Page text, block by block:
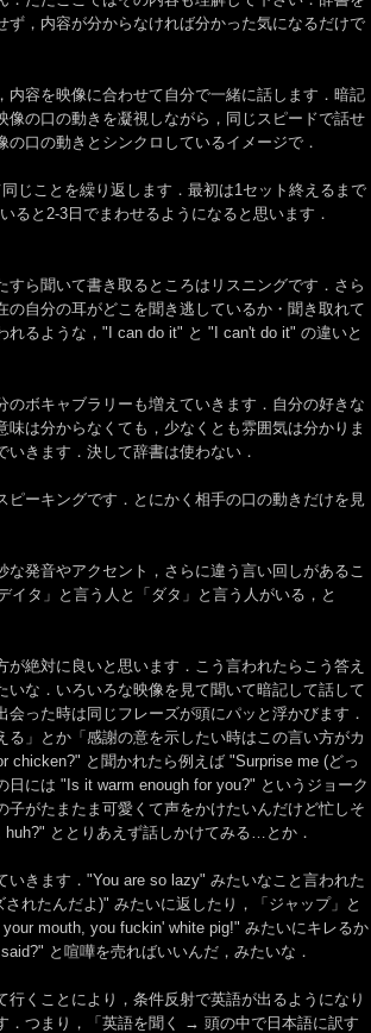
，内容が分からなければ分かった気になるだけで
容を映像に合わせて自分で一緒に話します．暗記
像の口の動きを凝視しながら，同じスピードで話せ
口の動きとシンクロしているイメージで．
じことを繰り返します．最初は1セット終えるまで
ると2-3日でまわせるようになると思います．
ら聞いて書き取るところはリスニングです．さら
自分の耳がどこを聞き逃しているか・聞き取れて
れるような，"I can do it" と "I can't do it" の違いと
のボキャブラリーも増えていきます．自分の好きな
味は分からなくても，少なくとも雰囲気は分かりま
きます．決して辞書は使わない．
ーキングです．とにかく相手の口の動きだけを見
発音やアクセント，さらに違う言い回しがあるこ
イタ」と言う人と「ダタ」と言う人がいる，と
絶対に良いと思います．こう言われたらこう答え
な．いろいろな映像を見て聞いて暗記して話して
った時は同じフレーズが頭にパッと浮かびます．
る」とか「感謝の意を示したい時はこの言い方がカ
chicken?" と聞かれたら例えば "Surprise me (どっ
日には "Is it warm enough for you?" というジョーク
がたまたま可愛くて声をかけたいんだけど忙しそ
ととりあえず話しかけてみる…とか．
いきます．"You are so lazy" みたいなこと言われた
れたんだよ)" みたいに返したり，「ジャップ」と
mouth, you fuckin' white pig!" みたいにキレるか
と喧嘩を売ればいいんだ，みたいな．
行くことにより，条件反射で英語が出るようになり
．つまり，「英語を聞く → 頭の中で日本語に訳す